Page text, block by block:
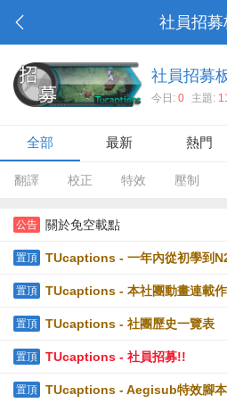
社員招募
社員招募
今日:0 主題:
全部 最新 熱門
翻譯 校正 特效 壓制
公告 關於免空載點
置頂 TUcaptions - 一年內從初學到
置頂 TUcaptions - 本社團動畫連載
置頂 TUcaptions - 社團歷史一覽表
置頂 TUcaptions - 社員招募!!
置頂 TUcaptions - Aegisub特效腳